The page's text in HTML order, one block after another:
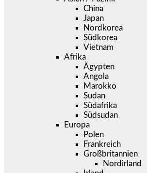
China
Japan
Nordkorea
Südkorea
Vietnam
Afrika
Ägypten
Angola
Marokko
Sudan
Südafrika
Südsudan
Europa
Polen
Frankreich
Großbritannien
Nordirland